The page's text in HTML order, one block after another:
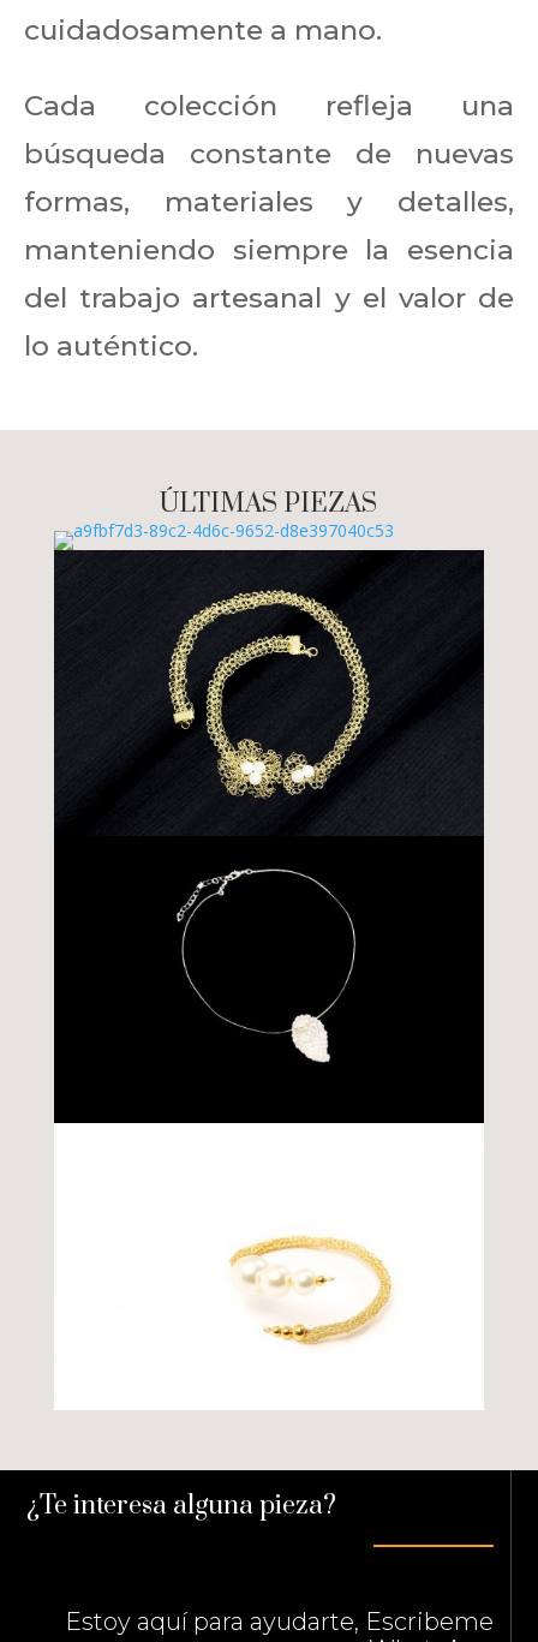
cuidadosamente a mano.
Cada colección refleja una
búsqueda constante de nuevas
formas, materiales y detalles,
manteniendo siempre la esencia
del trabajo artesanal y el valor de
lo auténtico.
ÚLTIMAS PIEZAS
¿Te interesa alguna pieza?
Estoy aquí para ayudarte, Escribeme